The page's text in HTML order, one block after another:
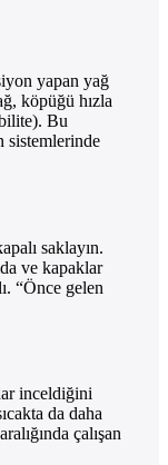
yapan yağ
köpüğü hızla
Bu
saklayın.
ve kapaklar
“Önce gelen
inceldiğini
da daha
çalışan